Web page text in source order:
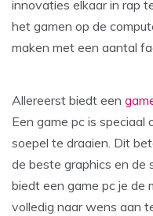
innovaties elkaar in rap
het gamen op de
maken met een aantal
Allereerst biedt een
Een game pc is
soepel te draaien. Dit
de beste graphics en de
biedt een game pc je de
volledig naar wens aan